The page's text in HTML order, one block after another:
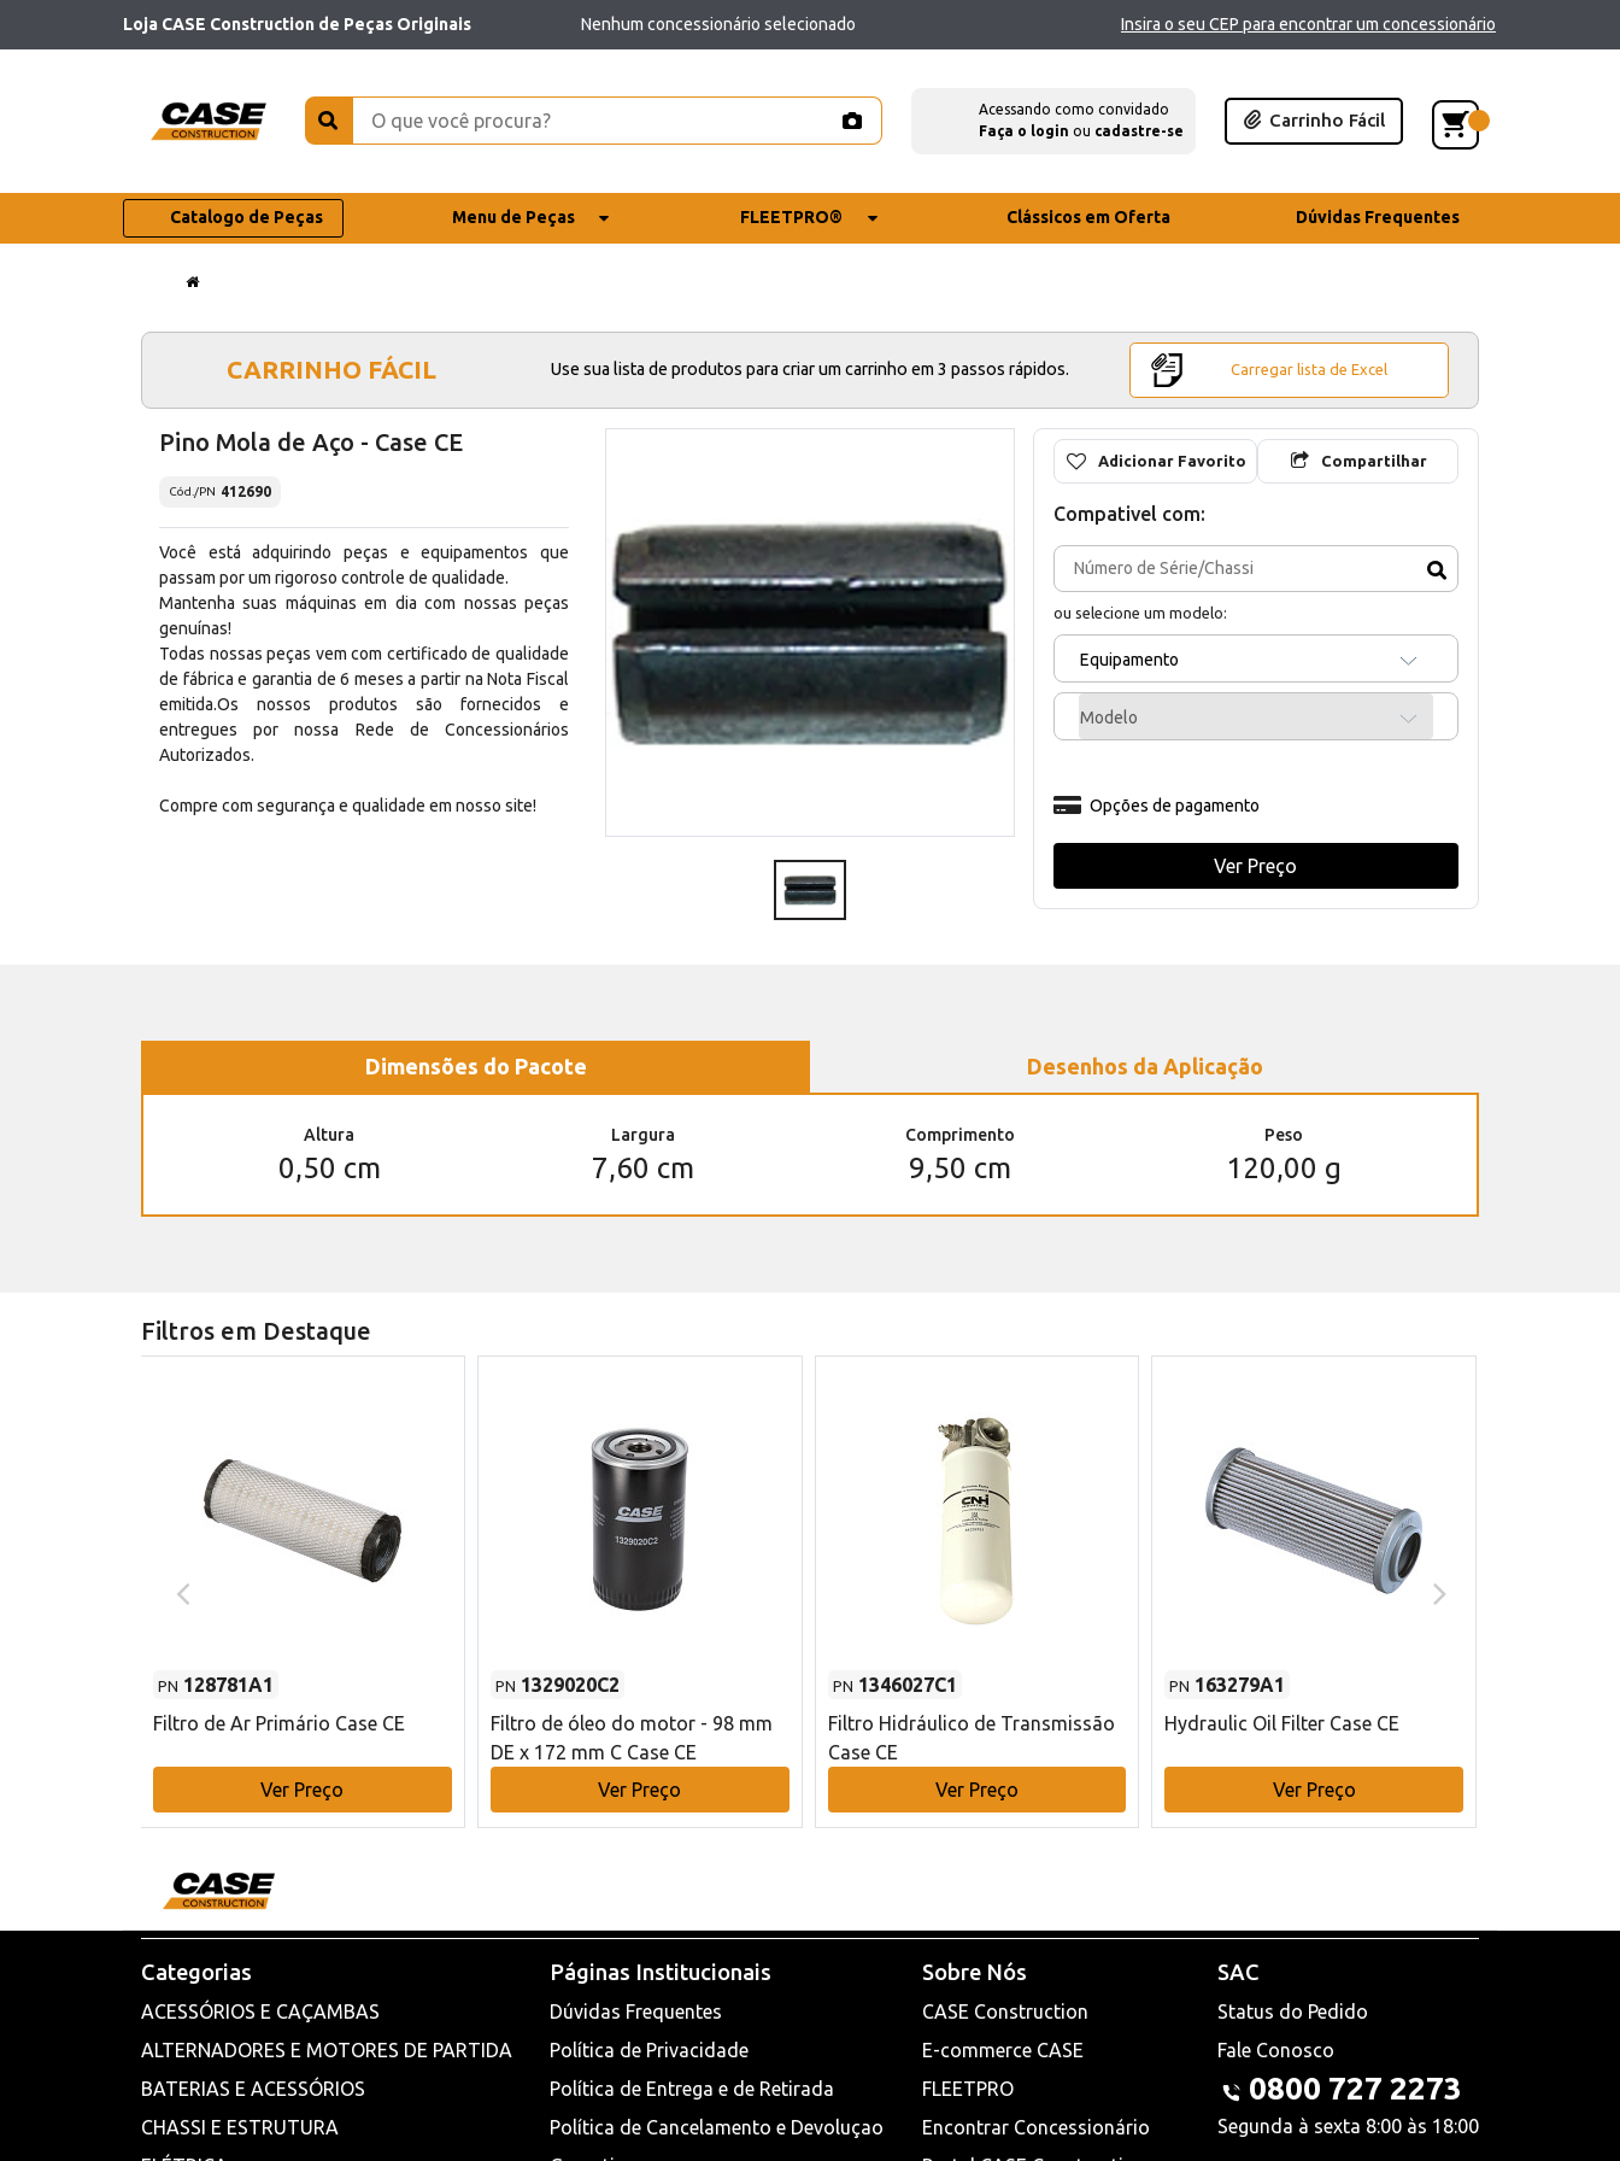
Loja CASE Construction de Peças Originais Nenhum concessionário selecionado Insira o seu CEP para encontrar um concessionário
Acessando como convidado
Faça o login ou cadastre-se
Carrinho Fácil
Catalogo de Peças Menu de Peças FLEETPRO® Clássicos em Oferta Dúvidas Frequentes
CARRINHO FÁCIL Use sua lista de produtos para criar um carrinho em 3 passos rápidos. Carregar lista de Excel
Pino Mola de Aço - Case CE
Cód./PN 412690
Você está adquirindo peças e equipamentos que
passam por um rigoroso controle de qualidade.
Mantenha suas máquinas em dia com nossas peças
genuínas!
Todas nossas peças vem com certificado de qualidade
de fábrica e garantia de 6 meses a partir na Nota Fiscal
emitida.Os nossos produtos são fornecidos e
entregues por nossa Rede de Concessionários
Autorizados.
Compre com segurança e qualidade em nosso site!
Adicionar Favorito Compartilhar
Compativel com:
ou selecione um modelo:
Equipamento
Modelo
Opções de pagamento
Ver Preço
Dimensões do Pacote Desenhos da Aplicação
Altura
0,50 cm
Largura
7,60 cm
Comprimento
9,50 cm
Peso
120,00 g
Filtros em Destaque
PN 128781A1
Filtro de Ar Primário Case CE
Ver Preço
PN 1329020C2
Filtro de óleo do motor - 98 mm
DE x 172 mm C Case CE
Ver Preço
PN 1346027C1
Filtro Hidráulico de Transmissão
Case CE
Ver Preço
PN 163279A1
Hydraulic Oil Filter Case CE
Ver Preço
Categorias
ACESSÓRIOS E CAÇAMBAS
ALTERNADORES E MOTORES DE PARTIDA
BATERIAS E ACESSÓRIOS
CHASSI E ESTRUTURA
Páginas Institucionais
Dúvidas Frequentes
Política de Privacidade
Política de Entrega e de Retirada
Política de Cancelamento e Devoluçao
Sobre Nós
CASE Construction
E-commerce CASE
FLEETPRO
Encontrar Concessionário
SAC
Status do Pedido
Fale Conosco
0800 727 2273
Segunda à sexta 8:00 às 18:00